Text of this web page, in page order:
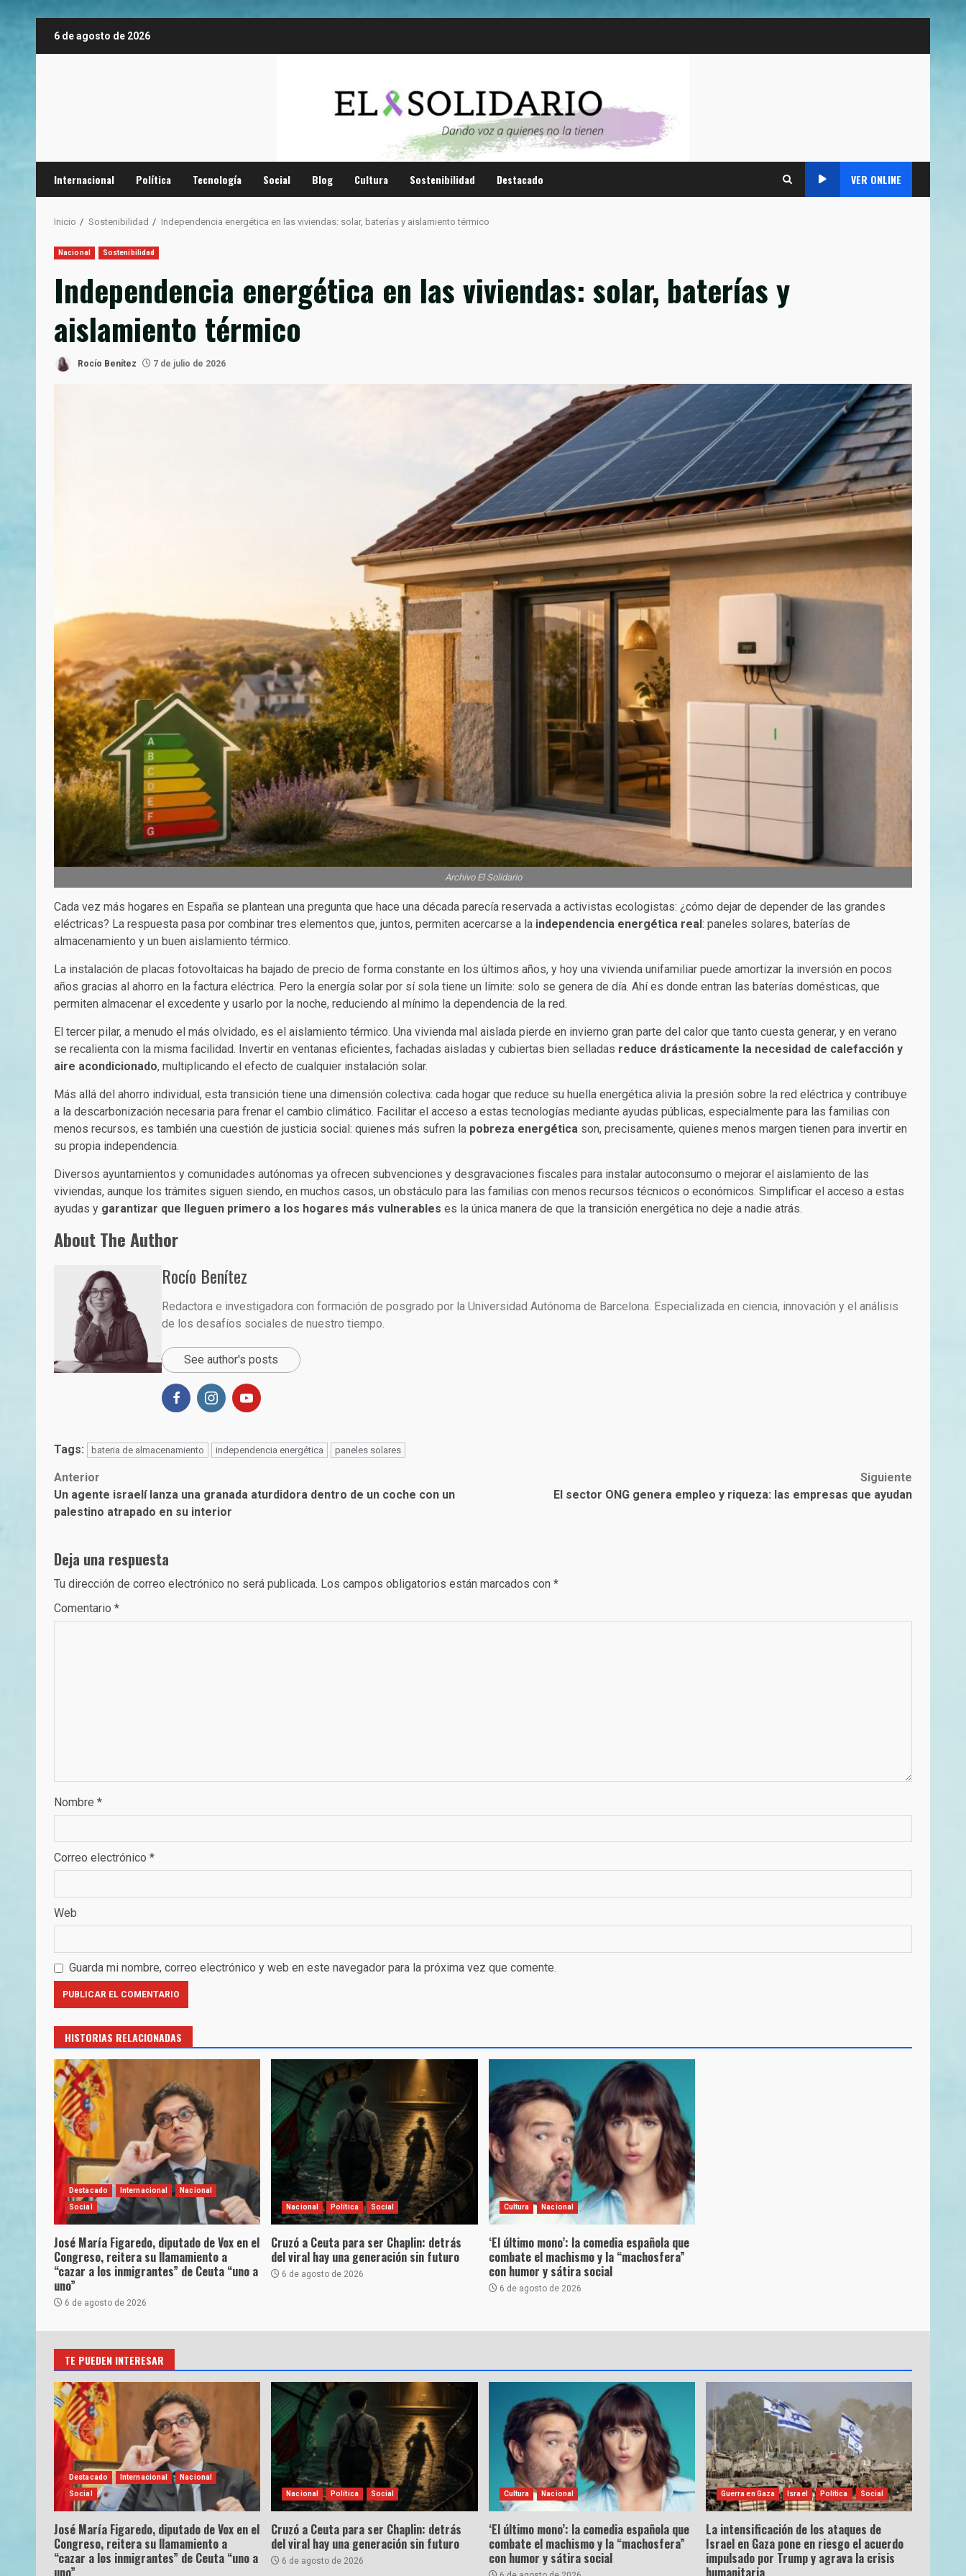
6 de agosto de 2026
Internacional Política Tecnología Social Blog Cultura Sostenibilidad Destacado VER ONLINE
Inicio Sostenibilidad Independencia energética en las viviendas: solar, baterías y aislamiento térmico
Nacional Sostenibilidad
Independencia energética en las viviendas: solar, baterías y
aislamiento térmico
Rocío Benítez 7 de julio de 2026
Archivo El Solidario
Cada vez más hogares en España se plantean una pregunta que hace una década parecía reservada a activistas ecologistas: ¿cómo dejar de depender de las grandes
eléctricas? La respuesta pasa por combinar tres elementos que, juntos, permiten acercarse a la independencia energética real: paneles solares, baterías de
almacenamiento y un buen aislamiento térmico.
La instalación de placas fotovoltaicas ha bajado de precio de forma constante en los últimos años, y hoy una vivienda unifamiliar puede amortizar la inversión en pocos
años gracias al ahorro en la factura eléctrica. Pero la energía solar por sí sola tiene un límite: solo se genera de día. Ahí es donde entran las baterías domésticas, que
permiten almacenar el excedente y usarlo por la noche, reduciendo al mínimo la dependencia de la red.
El tercer pilar, a menudo el más olvidado, es el aislamiento térmico. Una vivienda mal aislada pierde en invierno gran parte del calor que tanto cuesta generar, y en verano
se recalienta con la misma facilidad. Invertir en ventanas eficientes, fachadas aisladas y cubiertas bien selladas reduce drásticamente la necesidad de calefacción y
aire acondicionado, multiplicando el efecto de cualquier instalación solar.
Más allá del ahorro individual, esta transición tiene una dimensión colectiva: cada hogar que reduce su huella energética alivia la presión sobre la red eléctrica y contribuye
a la descarbonización necesaria para frenar el cambio climático. Facilitar el acceso a estas tecnologías mediante ayudas públicas, especialmente para las familias con
menos recursos, es también una cuestión de justicia social: quienes más sufren la pobreza energética son, precisamente, quienes menos margen tienen para invertir en
su propia independencia.
Diversos ayuntamientos y comunidades autónomas ya ofrecen subvenciones y desgravaciones fiscales para instalar autoconsumo o mejorar el aislamiento de las
viviendas, aunque los trámites siguen siendo, en muchos casos, un obstáculo para las familias con menos recursos técnicos o económicos. Simplificar el acceso a estas
ayudas y garantizar que lleguen primero a los hogares más vulnerables es la única manera de que la transición energética no deje a nadie atrás.
About The Author
Rocío Benítez
Redactora e investigadora con formación de posgrado por la Universidad Autónoma de Barcelona. Especializada en ciencia, innovación y el análisis
de los desafíos sociales de nuestro tiempo.
See author's posts
Tags: bateria de almacenamiento independencia energética paneles solares
Post
navigation
Anterior
Un agente israelí lanza una granada aturdidora dentro de un coche con un
palestino atrapado en su interior
Siguiente
El sector ONG genera empleo y riqueza: las empresas que ayudan
Deja una respuesta
Tu dirección de correo electrónico no será publicada. Los campos obligatorios están marcados con *
Comentario *
Nombre *
Correo electrónico *
Web
Guarda mi nombre, correo electrónico y web en este navegador para la próxima vez que comente.
HISTORIAS RELACIONADAS
Destacado Internacional Nacional
Social
José María Figaredo, diputado de Vox en el
Congreso, reitera su llamamiento a
“cazar a los inmigrantes” de Ceuta “uno a
uno”
6 de agosto de 2026
Nacional Política Social
Cruzó a Ceuta para ser Chaplin: detrás
del viral hay una generación sin futuro
6 de agosto de 2026
Cultura Nacional
‘El último mono’: la comedia española que
combate el machismo y la “machosfera”
con humor y sátira social
6 de agosto de 2026
TE PUEDEN INTERESAR
Destacado Internacional Nacional
Social
José María Figaredo, diputado de Vox en el
Congreso, reitera su llamamiento a
“cazar a los inmigrantes” de Ceuta “uno a
uno”
Nacional Política Social
Cruzó a Ceuta para ser Chaplin: detrás
del viral hay una generación sin futuro
6 de agosto de 2026
Cultura Nacional
‘El último mono’: la comedia española que
combate el machismo y la “machosfera”
con humor y sátira social
Guerra en Gaza Israel Política Social
La intensificación de los ataques de
Israel en Gaza pone en riesgo el acuerdo
impulsado por Trump y agrava la crisis
humanitaria